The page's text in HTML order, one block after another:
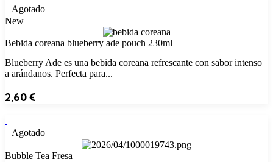
Agotado
New
Bebida coreana blueberry ade pouch 230ml
Blueberry Ade es una bebida coreana refrescante con sabor intenso
a arándanos. Perfecta para...
2,60€
Agotado
Bubble Tea Fresa